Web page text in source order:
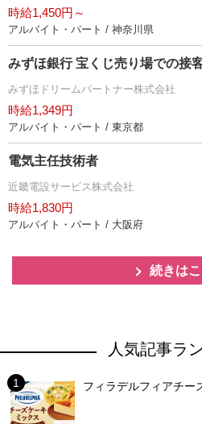
時給1,450円～
アルバイト・パート / 神奈川県
みずほ銀行 宝くじ売り場での接
みずほドリームパートナー株式会社
時給1,349円
アルバイト・パート / 東京都
電気主任技術者
近畿電設サービス株式会社
時給1,830円
アルバイト・パート / 大阪府
続きは
人気記事ラ
フィラデルフィアチー